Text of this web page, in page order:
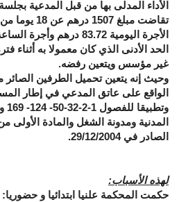
تقاضت مبلغ
الحد الأدنى الذي كان معمولا به أثناء
غير مؤسس ويتعين رفضه.
وحيث إنه يتعين تحميل الطرفين
الواقع على عاتق المدعي في إطار
الصادر في 29/12/2004.
لهذه الأسباب:
حكمت المحكمة علنيا ابتدائيا و حضوريا: